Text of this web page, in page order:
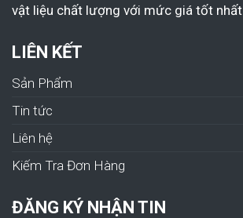
vật liệu chất lượng với mức giá tốt nhất
LIÊN KẾT
Sản Phẩm
Tin tức
Liên hệ
Kiếm Tra Đơn Hàng
ĐĂNG KÝ NHẬN TIN